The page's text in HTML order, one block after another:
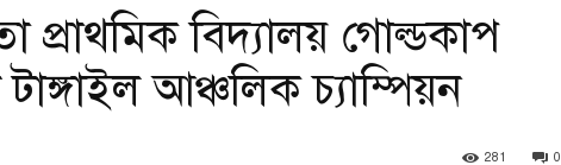
প্রাথমিক বিদ্যালয় গোল্ডকাপ
আঞ্চলিক চ্যাম্পিয়ন
0
281